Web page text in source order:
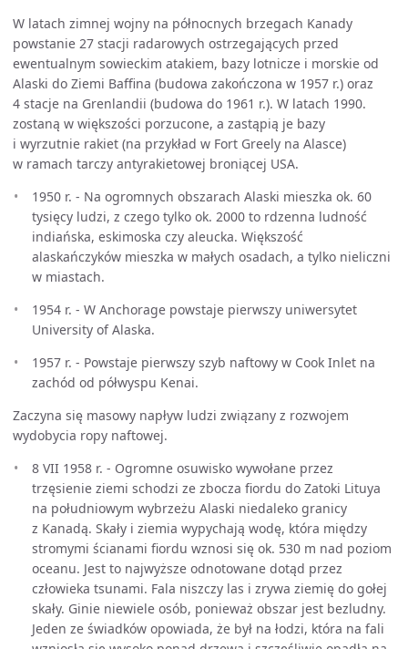
W latach zimnej wojny na północnych brzegach Kanady
powstanie 27 stacji radarowych ostrzegających przed
ewentualnym sowieckim atakiem, bazy lotnicze i morskie od
Alaski do Ziemi Baffina (budowa zakończona w 1957 r.) oraz
4 stacje na Grenlandii (budowa do 1961 r.). W latach 1990.
zostaną w większości porzucone, a zastąpią je bazy
i wyrzutnie rakiet (na przykład w Fort Greely na Alasce)
w ramach tarczy antyrakietowej broniącej USA.
1950 r. - Na ogromnych obszarach Alaski mieszka ok. 60
tysięcy ludzi, z czego tylko ok. 2000 to rdzenna ludność
indiańska, eskimoska czy aleucka. Większość
alaskańczyków mieszka w małych osadach, a tylko nieliczni
w miastach.
1954 r. - W Anchorage powstaje pierwszy uniwersytet
University of Alaska.
1957 r. - Powstaje pierwszy szyb naftowy w Cook Inlet na
zachód od półwyspu Kenai.
Zaczyna się masowy napływ ludzi związany z rozwojem
wydobycia ropy naftowej.
8 VII 1958 r. - Ogromne osuwisko wywołane przez
trzęsienie ziemi schodzi ze zbocza fiordu do Zatoki Lituya
na południowym wybrzeżu Alaski niedaleko granicy
z Kanadą. Skały i ziemia wypychają wodę, która między
stromymi ścianami fiordu wznosi się ok. 530 m nad poziom
oceanu. Jest to najwyższe odnotowane dotąd przez
człowieka tsunami. Fala niszczy las i zrywa ziemię do gołej
skały. Ginie niewiele osób, ponieważ obszar jest bezludny.
Jeden ze świadków opowiada, że był na łodzi, która na fali